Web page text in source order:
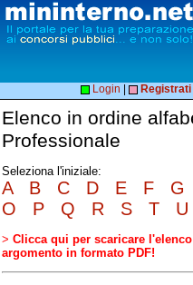
Login Registrati
Elenco in ordine
Professionale
Seleziona l'iniziale:
A B C D E F G
O
P Q R S T U
> Clicca qui per scaricare
argomento in formato PDF!